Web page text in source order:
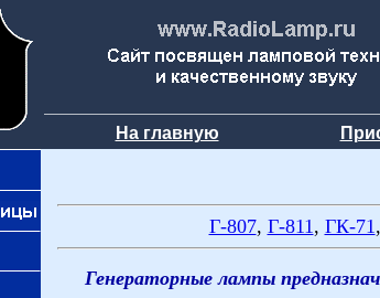
На главную
Г-807, Г-811, ГК-71,
Генераторные лампы